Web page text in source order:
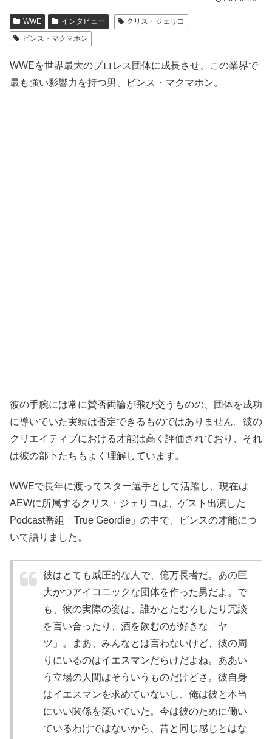
WWE インタビュー
クリス・ジェリコ
ビンス・マクマホン
WWEを世界最大のプロレス団体に成長させ、この業界で
最も強い影響力を持つ男、ビンス・マクマホン。
彼の手腕には常に賛否両論が飛び交うものの、団体を成功
に導いていた実績は否定できるものではありません。彼の
クリエイティブにおける才能は高く評価されており、それ
は彼の部下たちもよく理解しています。
WWEで長年に渡ってスター選手として活躍し、現在は
AEWに所属するクリス・ジェリコは、ゲスト出演した
Podcast番組「True Geordie」の中で、ビンスの才能につ
いて語りました。
彼はとても威圧的な人で、億万長者だ。あの巨
大かつアイコニックな団体を作った男だよ。で
も、彼の実際の姿は、誰かとたむろしたり冗談
を言い合ったり、酒を飲むのが好きな「ヤ
ツ」。まあ、みんなとは言わないけど、彼の周
りにいるのはイエスマンだらけだよね。ああい
う立場の人間はそういうものだけどさ。彼自身
はイエスマンを求めていないし、俺は彼と本当
にいい関係を築いていた。今は彼のために働い
ているわけではないから、昔と同じ感じとはな